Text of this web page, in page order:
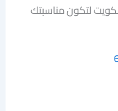
لتكون مناسبتك